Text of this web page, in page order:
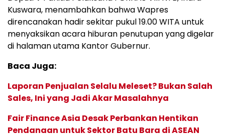
Kuswara, menambahkan bahwa Wapres
direncanakan hadir sekitar pukul 19.00 WITA untuk
menyaksikan acara hiburan penutupan yang digelar
di halaman utama Kantor Gubernur.
Baca Juga:
Laporan Penjualan Selalu Meleset? Bukan Salah
Sales, Ini yang Jadi Akar Masalahnya
Fair Finance Asia Desak Perbankan Hentikan
Pendanaan untuk Sektor Batu Bara di ASEAN